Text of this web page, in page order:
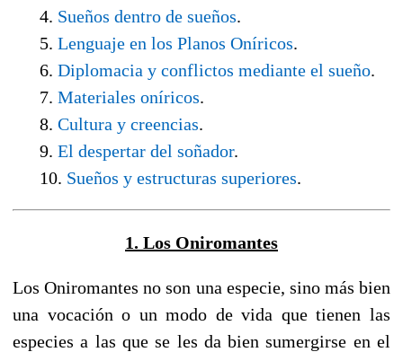
4. Sueños dentro de sueños.
5. Lenguaje en los Planos Oníricos.
6. Diplomacia y conflictos mediante el sueño.
7. Materiales oníricos.
8. Cultura y creencias.
9. El despertar del soñador.
10. Sueños y estructuras superiores.
1. Los Oniromantes
Los Oniromantes no son una especie, sino más bien
una vocación o un modo de vida que tienen las
especies a las que se les da bien sumergirse en el